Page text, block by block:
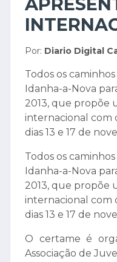
Por: Diario Digital
Todos os
Idanha-a-Nova
2013, que propõe
internacional com
dias 13 e 17 de
Todos os
Idanha-a-Nova
2013, que propõe
internacional com
dias 13 e 17 de
O certame é
Associação de